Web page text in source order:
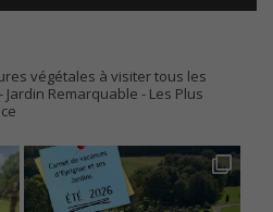
végétales à visiter tous les
- Jardin Remarquable - Les Plus